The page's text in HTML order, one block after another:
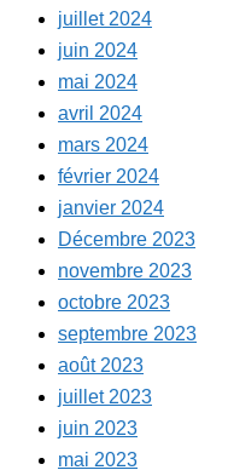
juillet 2024
juin 2024
mai 2024
avril 2024
mars 2024
février 2024
janvier 2024
Décembre 2023
novembre 2023
octobre 2023
septembre 2023
août 2023
juillet 2023
juin 2023
mai 2023